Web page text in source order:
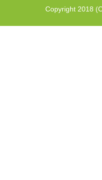
Copyright 2018